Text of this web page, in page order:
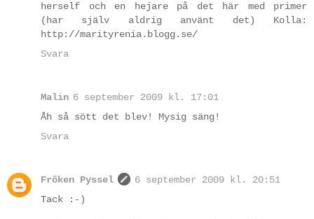
herself och en hejare på det här med primer
(har själv aldrig använt det) Kolla:
http://marityrenia.blogg.se/
Svara
Malin 6 september 2009 kl. 17:01
Åh så sött det blev! Mysig säng!
Svara
Fröken Pyssel
6 september 2009 kl. 20:51
Tack :-)